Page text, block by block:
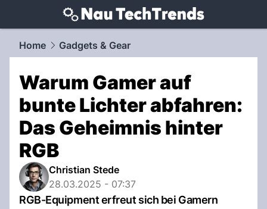
techtrends.NAU.ch
Home Gadgets & Gear
Warum Gamer auf
bunte Lichter abfahren:
Das Geheimnis hinter
RGB
Christian Stede
28.03.2025 - 07:37
RGB-Equipment erfreut sich bei Gamern